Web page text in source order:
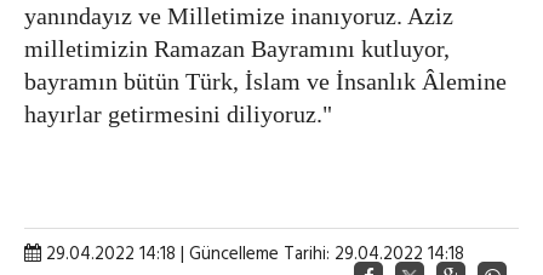
yanındayız ve Milletimize inanıyoruz. Aziz
milletimizin Ramazan Bayramını kutluyor,
bayramın bütün Türk, İslam ve İnsanlık Âlemine
hayırlar getirmesini diliyoruz."
29.04.2022 14:18 | Güncelleme Tarihi: 29.04.2022 14:18